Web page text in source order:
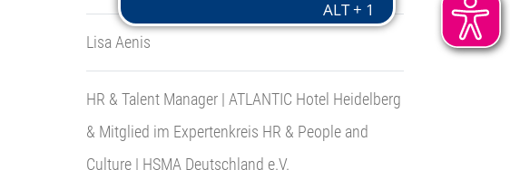
Lisa Aenis
HR & Talent Manager | ATLANTIC Hotel Heidelberg
& Mitglied im Expertenkreis HR & People and
Culture | HSMA Deutschland e.V.